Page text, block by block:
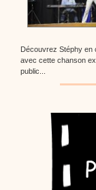
Découvrez Stéphy en
avec cette chanson
public...